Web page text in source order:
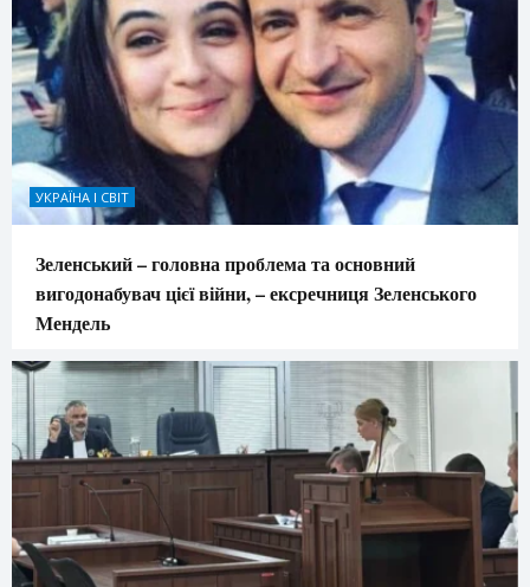
УКРАЇНА І СВІТ
Зеленський – головна проблема та основний
вигодонабувач цієї війни, – ексречниця Зеленського
Мендель